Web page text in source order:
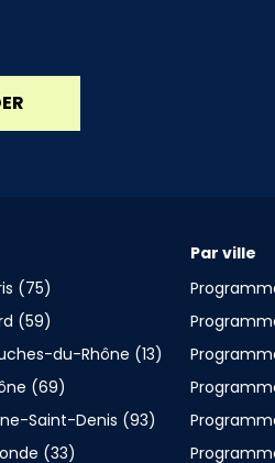
(75)
(59)
du-Rhône (13)
(69)
Saint-Denis (93)
(33)
Par ville